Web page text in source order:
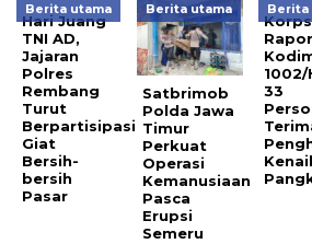
Berita utama
Hari Juang
TNI AD,
Jajaran
Polres
Rembang
Turut
Berpartisipasi
Giat
Bersih-
bersih
Pasar
Berita utama
Satbrimob
Polda Jawa
Timur
Perkuat
Operasi
Kemanusiaan
Pasca
Erupsi
Semeru
Berita
Korps
1002/
33